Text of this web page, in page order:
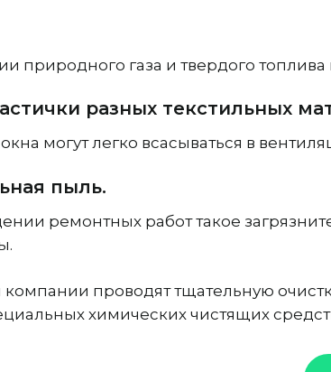
природного газа и твердого
разных текстильных
могут легко всасываться в
пыль.
ремонтных работ такое
проводят тщательную
химических чистящих